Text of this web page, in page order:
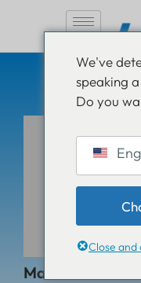
Maizi
We've
speaking
Do you
Close and